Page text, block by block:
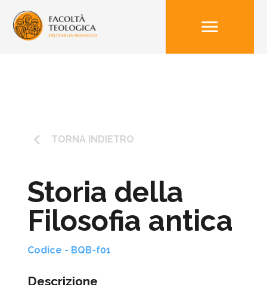
menu
keyboard_arrow_left TORNA INDIETRO
Storia della
Filosofia antica
Codice - BQB-f01
Descrizione